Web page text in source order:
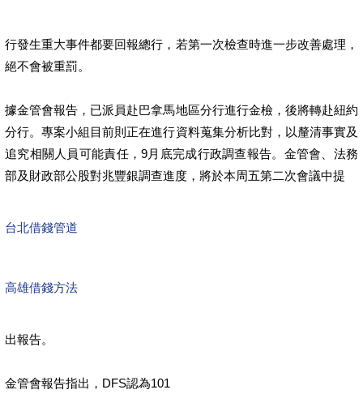
行發生重大事件都要回報總行，若第一次檢查時進一步改善處理，
絕不會被重罰。
據金管會報告，已派員赴巴拿馬地區分行進行金檢，後將轉赴紐約
分行。專案小組目前則正在進行資料蒐集分析比對，以釐清事實及
追究相關人員可能責任，9月底完成行政調查報告。金管會、法務
部及財政部公股對兆豐銀調查進度，將於本周五第二次會議中提
台北借錢管道
高雄借錢方法
出報告。
金管會報告指出，DFS認為101